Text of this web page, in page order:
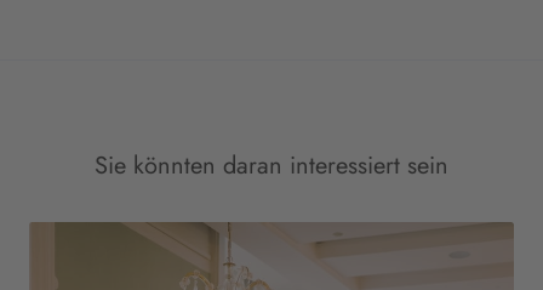
Sie könnten daran interessiert sein